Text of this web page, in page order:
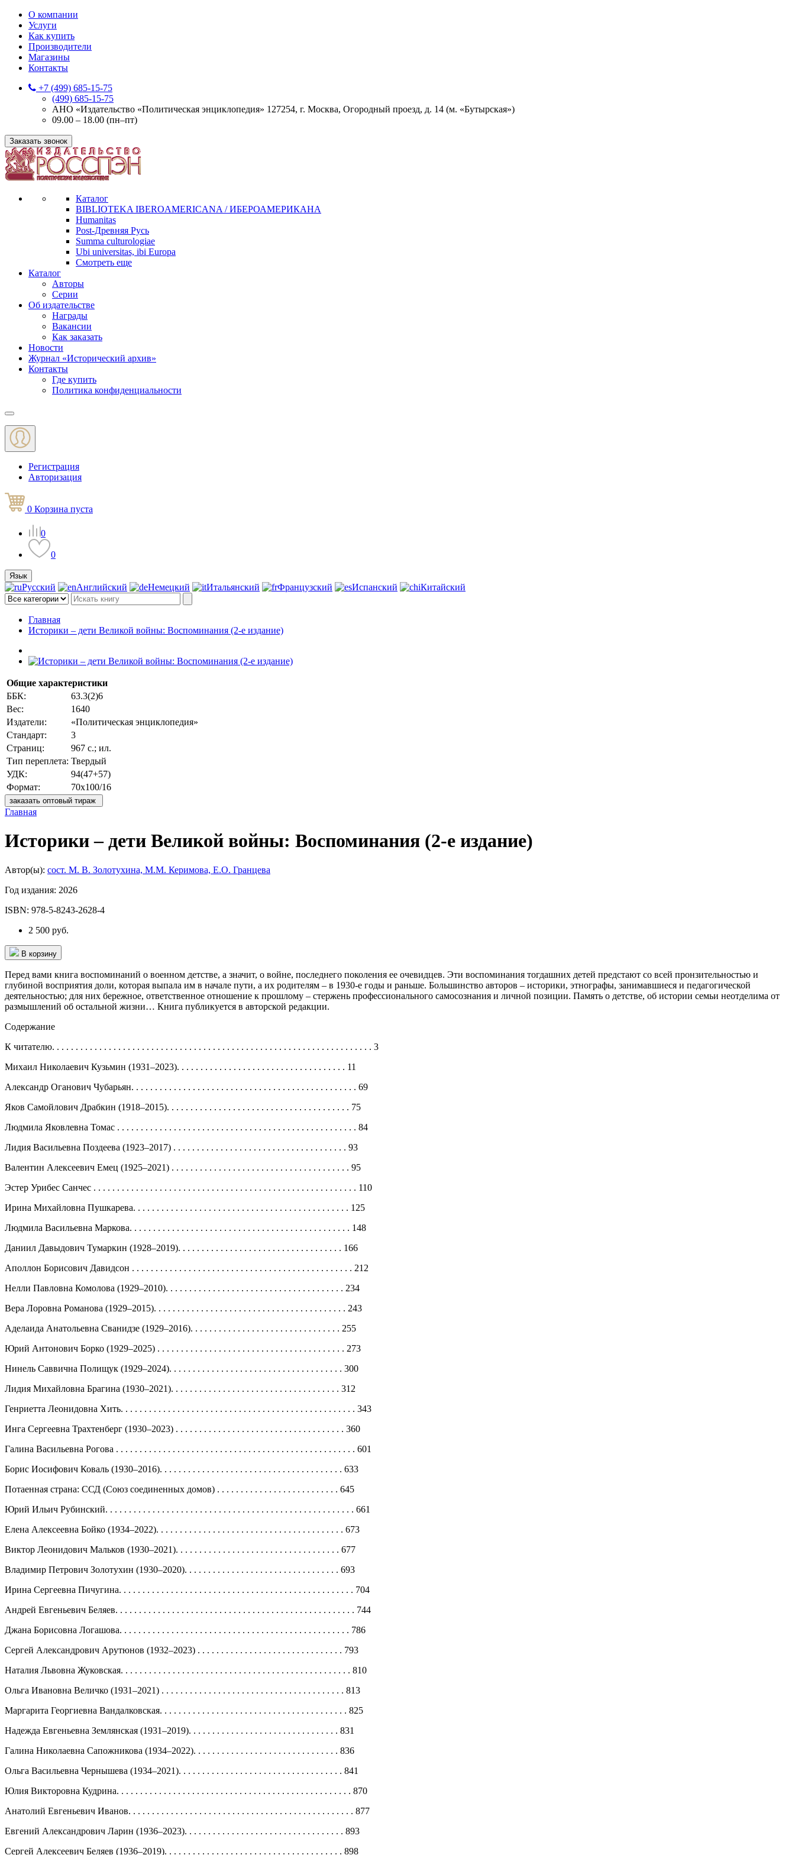
О компании
Услуги
Как купить
Производители
Магазины
Контакты
+7 (499) 685-15-75
(499) 685-15-75
АНО «Издательство «Политическая энциклопедия» 127254, г. Москва, Огородный проезд, д. 14 (м. «Бутырская»)
09.00 – 18.00 (пн–пт)
Заказать звонок
Каталог
BIBLIOTEKA IBEROAMERICANA / ИБЕРОАМЕРИКАНА
Humanitas
Post-Древняя Русь
Summa culturologiae
Ubi universitas, ibi Europa
Смотреть еще
Каталог
Авторы
Серии
Об издательстве
Награды
Вакансии
Как заказать
Новости
Журнал «Исторический архив»‎
Контакты
Где купить
Политика конфиденциальности
Меню
Регистрация
Авторизация
0 Корзина пуста
0
0
Язык
Русский Английский Немецкий Итальянский Французский Испанский Китайский
Главная
Историки – дети Великой войны: Воспоминания (2-е издание)
Общие характеристики
ББК:
63.3(2)6
Вес:
1640
Издатели:
«Политическая энциклопедия»
Стандарт:
3
Страниц:
967 с.; ил.
Тип переплета: Твердый
УДК:
94(47+57)
Формат:
70х100/16
заказать оптовый тираж
Главная
Историки – дети Великой войны: Воспоминания (2-е издание)
Автор(ы): сост. М. В. Золотухина, М.М. Керимова, Е.О. Гранцева
Год издания: 2026
ISBN: 978-5-8243-2628-4
2 500 руб.
В корзину
Перед вами книга воспоминаний о военном детстве, а значит, о войне, последнего поколения ее очевидцев. Эти воспоминания тогдашних детей предстают со всей пронзительностью и
глубиной восприятия доли, которая выпала им в начале пути, а их родителям – в 1930-е годы и раньше. Большинство авторов – историки, этнографы, занимавшиеся и педагогической
деятельностью; для них бережное, ответственное отношение к прошлому – стержень профессионального самосознания и личной позиции. Память о детстве, об истории семьи неотделима от
размышлений об остальной жизни… Книга публикуется в авторской редакции.
Содержание
К читателю. . . . . . . . . . . . . . . . . . . . . . . . . . . . . . . . . . . . . . . . . . . . . . . . . . . . . . . . . . . . . . . . . . . . 3
Михаил Николаевич Кузьмин (1931–2023). . . . . . . . . . . . . . . . . . . . . . . . . . . . . . . . . . . . 11
Александр Оганович Чубарьян. . . . . . . . . . . . . . . . . . . . . . . . . . . . . . . . . . . . . . . . . . . . . . . . 69
Яков Самойлович Драбкин (1918–2015). . . . . . . . . . . . . . . . . . . . . . . . . . . . . . . . . . . . . . . 75
Людмила Яковлевна Томас . . . . . . . . . . . . . . . . . . . . . . . . . . . . . . . . . . . . . . . . . . . . . . . . . . . 84
Лидия Васильевна Поздеева (1923–2017) . . . . . . . . . . . . . . . . . . . . . . . . . . . . . . . . . . . . . 93
Валентин Алексеевич Емец (1925–2021) . . . . . . . . . . . . . . . . . . . . . . . . . . . . . . . . . . . . . . 95
Эстер Урибес Санчес . . . . . . . . . . . . . . . . . . . . . . . . . . . . . . . . . . . . . . . . . . . . . . . . . . . . . . . . 110
Ирина Михайловна Пушкарева. . . . . . . . . . . . . . . . . . . . . . . . . . . . . . . . . . . . . . . . . . . . . . 125
Людмила Васильевна Маркова. . . . . . . . . . . . . . . . . . . . . . . . . . . . . . . . . . . . . . . . . . . . . . . 148
Даниил Давыдович Тумаркин (1928–2019). . . . . . . . . . . . . . . . . . . . . . . . . . . . . . . . . . . 166
Аполлон Борисович Давидсон . . . . . . . . . . . . . . . . . . . . . . . . . . . . . . . . . . . . . . . . . . . . . . . 212
Нелли Павловна Комолова (1929–2010). . . . . . . . . . . . . . . . . . . . . . . . . . . . . . . . . . . . . . 234
Вера Лоровна Романова (1929–2015). . . . . . . . . . . . . . . . . . . . . . . . . . . . . . . . . . . . . . . . . 243
Аделаида Анатольевна Сванидзе (1929–2016). . . . . . . . . . . . . . . . . . . . . . . . . . . . . . . . 255
Юрий Антонович Борко (1929–2025) . . . . . . . . . . . . . . . . . . . . . . . . . . . . . . . . . . . . . . . . 273
Нинель Саввична Полищук (1929–2024). . . . . . . . . . . . . . . . . . . . . . . . . . . . . . . . . . . . . 300
Лидия Михайловна Брагина (1930–2021). . . . . . . . . . . . . . . . . . . . . . . . . . . . . . . . . . . . 312
Генриетта Леонидовна Хить. . . . . . . . . . . . . . . . . . . . . . . . . . . . . . . . . . . . . . . . . . . . . . . . . . 343
Инга Сергеевна Трахтенберг (1930–2023) . . . . . . . . . . . . . . . . . . . . . . . . . . . . . . . . . . . . 360
Галина Васильевна Рогова . . . . . . . . . . . . . . . . . . . . . . . . . . . . . . . . . . . . . . . . . . . . . . . . . . . 601
Борис Иосифович Коваль (1930–2016). . . . . . . . . . . . . . . . . . . . . . . . . . . . . . . . . . . . . . . 633
Потаенная страна: ССД (Союз соединенных домов) . . . . . . . . . . . . . . . . . . . . . . . . . . 645
Юрий Ильич Рубинский. . . . . . . . . . . . . . . . . . . . . . . . . . . . . . . . . . . . . . . . . . . . . . . . . . . . . 661
Елена Алексеевна Бойко (1934–2022). . . . . . . . . . . . . . . . . . . . . . . . . . . . . . . . . . . . . . . . 673
Виктор Леонидович Мальков (1930–2021). . . . . . . . . . . . . . . . . . . . . . . . . . . . . . . . . . . 677
Владимир Петрович Золотухин (1930–2020). . . . . . . . . . . . . . . . . . . . . . . . . . . . . . . . . 693
Ирина Сергеевна Пичугина. . . . . . . . . . . . . . . . . . . . . . . . . . . . . . . . . . . . . . . . . . . . . . . . . . 704
Андрей Евгеньевич Беляев. . . . . . . . . . . . . . . . . . . . . . . . . . . . . . . . . . . . . . . . . . . . . . . . . . . 744
Джана Борисовна Логашова. . . . . . . . . . . . . . . . . . . . . . . . . . . . . . . . . . . . . . . . . . . . . . . . . 786
Сергей Александрович Арутюнов (1932–2023) . . . . . . . . . . . . . . . . . . . . . . . . . . . . . . . 793
Наталия Львовна Жуковская. . . . . . . . . . . . . . . . . . . . . . . . . . . . . . . . . . . . . . . . . . . . . . . . . 810
Ольга Ивановна Величко (1931–2021) . . . . . . . . . . . . . . . . . . . . . . . . . . . . . . . . . . . . . . . 813
Маргарита Георгиевна Вандалковская. . . . . . . . . . . . . . . . . . . . . . . . . . . . . . . . . . . . . . . . 825
Надежда Евгеньевна Землянская (1931–2019). . . . . . . . . . . . . . . . . . . . . . . . . . . . . . . . 831
Галина Николаевна Сапожникова (1934–2022). . . . . . . . . . . . . . . . . . . . . . . . . . . . . . . 836
Ольга Васильевна Чернышева (1934–2021). . . . . . . . . . . . . . . . . . . . . . . . . . . . . . . . . . . 841
Юлия Викторовна Кудрина. . . . . . . . . . . . . . . . . . . . . . . . . . . . . . . . . . . . . . . . . . . . . . . . . . 870
Анатолий Евгеньевич Иванов. . . . . . . . . . . . . . . . . . . . . . . . . . . . . . . . . . . . . . . . . . . . . . . . 877
Евгений Александрович Ларин (1936–2023). . . . . . . . . . . . . . . . . . . . . . . . . . . . . . . . . . 893
Сергей Алексеевич Беляев (1936–2019). . . . . . . . . . . . . . . . . . . . . . . . . . . . . . . . . . . . . . 898